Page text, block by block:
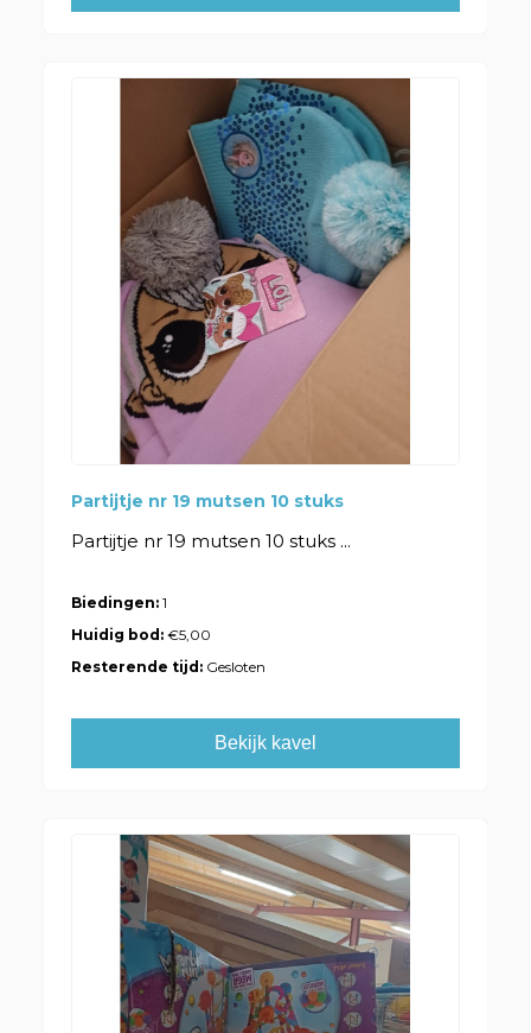
Partijtje nr 19 mutsen 10 stuks
Partijtje nr 19 mutsen 10 stuks ...
Biedingen: 1
Huidig bod:€5,00
Resterende tijd: Gesloten
Bekijk kavel